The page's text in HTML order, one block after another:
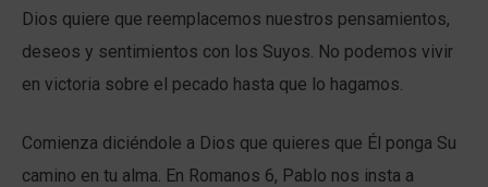
Dios quiere que reemplacemos nuestros pensamientos,
deseos y sentimientos con los Suyos. No podemos vivir
en victoria sobre el pecado hasta que lo hagamos.
Comienza diciéndole a Dios que quieres que Él ponga Su
camino en tu alma. En Romanos 6, Pablo nos insta a